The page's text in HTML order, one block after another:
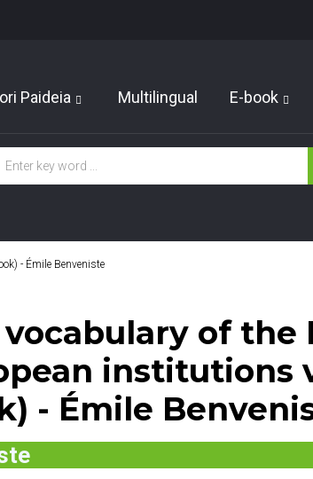
Paideia Multilingual E-book
- Émile Benveniste
vocabulary of the
institutions
- Émile